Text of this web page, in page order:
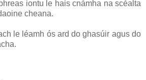
iontu le hais cnámha na scéalta
cheana.
le léamh ós ard do ghasúir agus do